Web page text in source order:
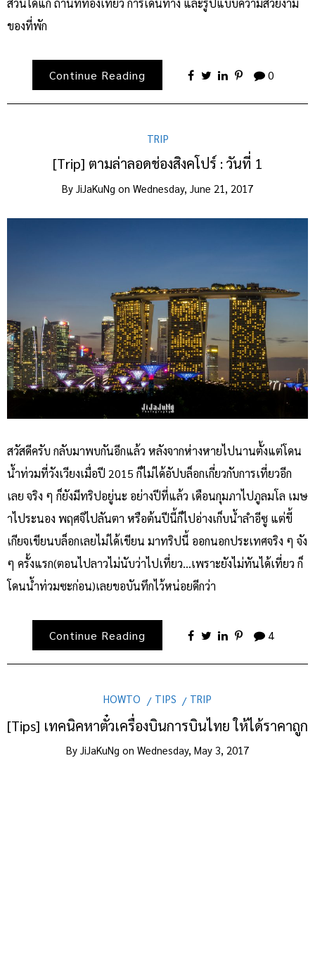
ส่วนได้แก่ ถานที่ท่องเที่ยว การเดินทาง และรูปแบบความสวยงาม
ของที่พัก
Continue Reading 0
TRIP
[Trip] ตามล่าลอดช่องสิงคโปร์ : วันที่ 1
By JiJaKuNg on Wednesday, June 21, 2017
สวัสดีครับ กลับมาพบกันอีกแล้ว หลังจากห่างหายไปนานตั้งแต่โดน
น้ำท่วมที่วังเวียงเมื่อปี 2015 ก็ไม่ได้อัปบล็อกเกี่ยวกับการเที่ยวอีก
เลย จริง ๆ ก็ยังมีทริปอยู่นะ อย่างปีที่แล้ว เดือนกุมภาไปภูลมโล เมษ
าไประนอง พฤศจิไปลันตา หรือต้นปีนี้ก็ไปอ่างเก็บน้ำลำอีซู แต่ขี้
เกียจเขียนบล็อกเลยไม่ได้เขียน มาทริปนี้ ออกนอกประเทศจริง ๆ จัง
ๆ ครั้งแรก(ตอนไปลาวไม่นับว่าไปเที่ยว…เพราะยังไม่ทันได้เที่ยว ก็
โดนน้ำท่วมซะก่อน)เลยขอบันทึกไว้หน่อยดีกว่า
Continue Reading 4
HOWTO TIPS TRIP
[Tips] เทคนิคหาตั๋วเครื่องบินการบินไทย ให้ได้ราคาถูก
By JiJaKuNg on Wednesday, May 3, 2017